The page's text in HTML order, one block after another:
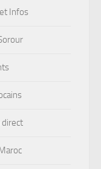
Infos
direct